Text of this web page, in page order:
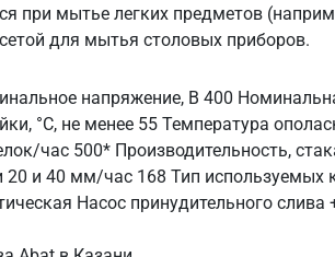
при мытье легких предметов
для мытья столовых приборов.
напряжение, В 400
°С, не менее 55 Температура
час 500* Производительность,
и 40 мм/час 168 Тип
Насос принудительного